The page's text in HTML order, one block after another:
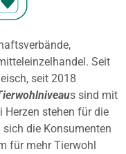
Seit
seit 2018
s sind mit
Herzen stehen für die
die Konsumenten
für mehr Tierwohl